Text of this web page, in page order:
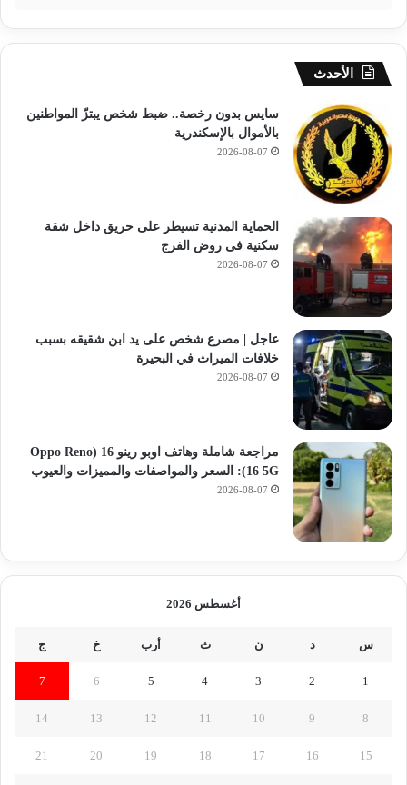
الأحدث
سايس بدون رخصة.. ضبط شخص يبتزّ المواطنين
بالأموال بالإسكندرية
2026-08-07
الحماية المدنية تسيطر على حريق داخل شقة
سكنية فى روض الفرج
2026-08-07
عاجل | مصرع شخص على يد ابن شقيقه بسبب
خلافات الميراث في البحيرة
2026-08-07
مراجعة شاملة وهاتف اوبو رينو 16 (Oppo Reno
16 5G): السعر والمواصفات والمميزات والعيوب
2026-08-07
أغسطس 2026
س د ن ث أرب خ ج
1
2
3
4
5
6
7
8
9
10
11
12
13
14
15
16
17
18
19
20
21